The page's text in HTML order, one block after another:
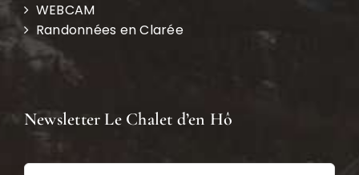
WEBCAM
Randonnées en Clarée
Newsletter Le Chalet d’en Hô